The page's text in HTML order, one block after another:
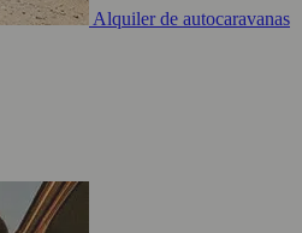
Alquiler de autocaravanas